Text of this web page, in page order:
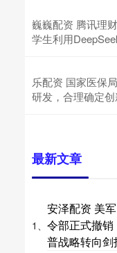
巍巍配资 腾讯理
学生利用
乐配资 国家医保
研发，合理确定
最新文章
1、
安泽配资 美
令部正式撤
普战略转向剑